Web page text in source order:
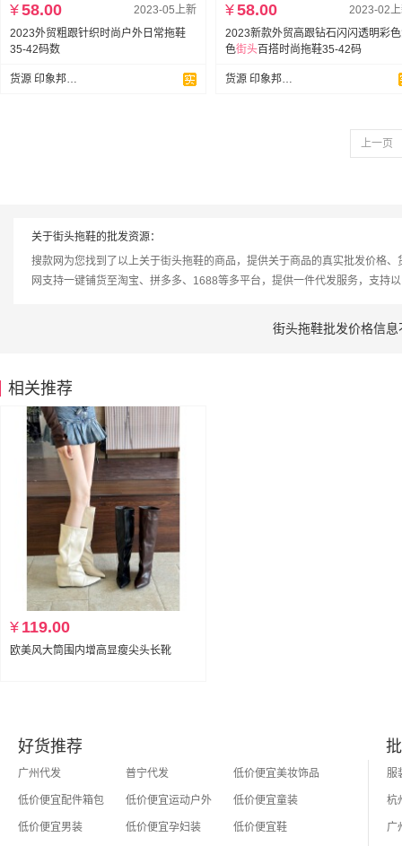
2023-05上新
¥58.00
2023外贸粗跟针织时尚户外日常拖鞋
35-42码数
货源 印象邦鞋业跨境专供
2023-02
¥58.00
2023新款外贸高跟钻石闪闪透明彩
色街头百搭时尚拖鞋35-42码
货源 印象邦鞋业跨境专供
上一页
关于街头拖鞋的批发资源：
搜款网为您找到了以上关于街头拖鞋的商品，提供关于商品的真实批发价格、
网支持一键铺货至淘宝、拼多多、1688等多平台，提供一件代发服务，支持
街头拖鞋批发价格信
相关推荐
¥ 119.00
欧美风大筒围内增高显瘦尖头长靴
好货推荐
广州代发 普宁代发 低价便宜美妆饰品
低价便宜配件箱包 低价便宜运动户外 低价便宜童装
低价便宜男装 低价便宜孕妇装 低价便宜鞋